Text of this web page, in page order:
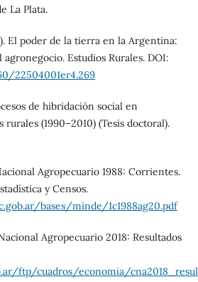
La Plata.
El poder de la tierra en la Argentina:
Estudios Rurales. DOI:
22504001er4.269
de hibridación social en
(1990–2010) (Tesis doctoral).
Agropecuario 1988: Corrientes.
y Censos.
bases/minde/1c1988ag20.pdf
Agropecuario 2018: Resultados
ftp/cuadros/economia/